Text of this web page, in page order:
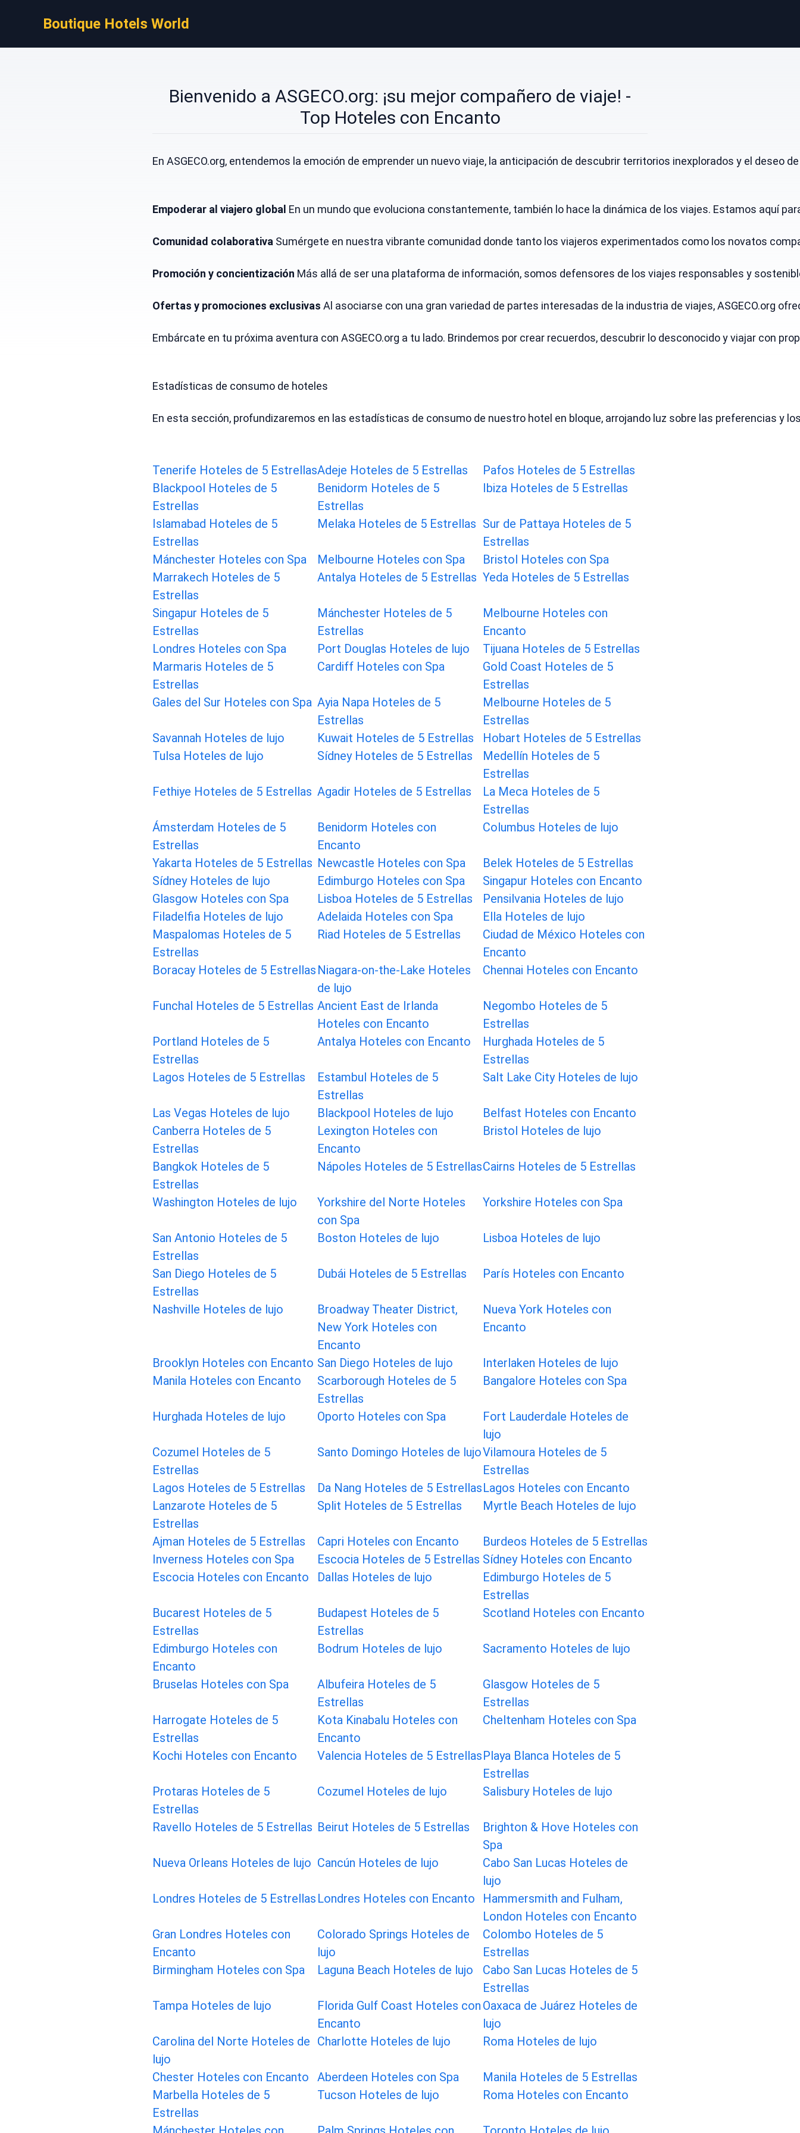
Boutique Hotels World
Bienvenido a ASGECO.org: ¡su mejor compañero de viaje! -
Top Hoteles con Encanto
En ASGECO.org, entendemos la emoción de emprender un nuevo viaje, la anticipación de descubrir territorios inexplorados y el
Empoderar al viajero global En un mundo que evoluciona constantemente, también lo hace la dinámica de los viajes. Estamos aquí
Comunidad colaborativa Sumérgete en nuestra vibrante comunidad donde tanto los viajeros experimentados como los novatos
Promoción y concientización Más allá de ser una plataforma de información, somos defensores de los viajes responsables y
Ofertas y promociones exclusivas Al asociarse con una gran variedad de partes interesadas de la industria de viajes, ASGECO.org
Embárcate en tu próxima aventura con ASGECO.org a tu lado. Brindemos por crear recuerdos, descubrir lo desconocido y viajar con
Estadísticas de consumo de hoteles
En esta sección, profundizaremos en las estadísticas de consumo de nuestro hotel en bloque, arrojando luz sobre las preferencias
Tenerife Hoteles de 5 EstrellasAdeje Hoteles de 5 Estrellas
Pafos Hoteles de 5 Estrellas
Blackpool Hoteles de 5
Estrellas
Benidorm Hoteles de 5
Estrellas
Ibiza Hoteles de 5 Estrellas
Islamabad Hoteles de 5
Estrellas
Melaka Hoteles de 5 Estrellas Sur de Pattaya Hoteles de 5
Estrellas
Mánchester Hoteles con Spa
Melbourne Hoteles con Spa
Bristol Hoteles con Spa
Marrakech Hoteles de 5
Estrellas
Antalya Hoteles de 5 Estrellas Yeda Hoteles de 5 Estrellas
Singapur Hoteles de 5
Estrellas
Mánchester Hoteles de 5
Estrellas
Melbourne Hoteles con
Encanto
Londres Hoteles con Spa
Port Douglas Hoteles de lujo
Tijuana Hoteles de 5 Estrellas
Marmaris Hoteles de 5
Estrellas
Cardiff Hoteles con Spa
Gold Coast Hoteles de 5
Estrellas
Gales del Sur Hoteles con Spa Ayia Napa Hoteles de 5
Estrellas
Melbourne Hoteles de 5
Estrellas
Savannah Hoteles de lujo
Kuwait Hoteles de 5 Estrellas
Hobart Hoteles de 5 Estrellas
Tulsa Hoteles de lujo
Sídney Hoteles de 5 Estrellas
Medellín Hoteles de 5
Estrellas
Fethiye Hoteles de 5 Estrellas Agadir Hoteles de 5 Estrellas
La Meca Hoteles de 5
Estrellas
Ámsterdam Hoteles de 5
Estrellas
Benidorm Hoteles con
Encanto
Columbus Hoteles de lujo
Yakarta Hoteles de 5 Estrellas Newcastle Hoteles con Spa
Belek Hoteles de 5 Estrellas
Sídney Hoteles de lujo
Edimburgo Hoteles con Spa
Singapur Hoteles con Encanto
Glasgow Hoteles con Spa
Lisboa Hoteles de 5 Estrellas
Pensilvania Hoteles de lujo
Filadelfia Hoteles de lujo
Adelaida Hoteles con Spa
Ella Hoteles de lujo
Maspalomas Hoteles de 5
Estrellas
Riad Hoteles de 5 Estrellas
Ciudad de México Hoteles con
Encanto
Boracay Hoteles de 5 Estrellas Niagara-on-the-Lake Hoteles
de lujo
Chennai Hoteles con Encanto
Funchal Hoteles de 5 Estrellas Ancient East de Irlanda
Hoteles con Encanto
Negombo Hoteles de 5
Estrellas
Portland Hoteles de 5
Estrellas
Antalya Hoteles con Encanto
Hurghada Hoteles de 5
Estrellas
Lagos Hoteles de 5 Estrellas
Estambul Hoteles de 5
Estrellas
Salt Lake City Hoteles de lujo
Las Vegas Hoteles de lujo Blackpool Hoteles de lujo
Belfast Hoteles con Encanto
Canberra Hoteles de 5
Estrellas
Lexington Hoteles con
Encanto
Bristol Hoteles de lujo
Bangkok Hoteles de 5
Estrellas
Nápoles Hoteles de 5 EstrellasCairns Hoteles de 5 Estrellas
Washington Hoteles de lujo
Yorkshire del Norte Hoteles
con Spa
Yorkshire Hoteles con Spa
San Antonio Hoteles de 5
Estrellas
Boston Hoteles de lujo Lisboa Hoteles de lujo
San Diego Hoteles de 5
Estrellas
Dubái Hoteles de 5 Estrellas París Hoteles con Encanto
Nashville Hoteles de lujo
Broadway Theater District,
New York Hoteles con
Encanto
Nueva York Hoteles con
Encanto
Brooklyn Hoteles con Encanto San Diego Hoteles de lujo
Interlaken Hoteles de lujo
Manila Hoteles con Encanto
Scarborough Hoteles de 5
Estrellas
Bangalore Hoteles con Spa
Hurghada Hoteles de lujo Oporto Hoteles con Spa
Fort Lauderdale Hoteles de
lujo
Cozumel Hoteles de 5
Estrellas
Santo Domingo Hoteles de lujoVilamoura Hoteles de 5
Estrellas
Lagos Hoteles de 5 Estrellas
Da Nang Hoteles de 5 EstrellasLagos Hoteles con Encanto
Lanzarote Hoteles de 5
Estrellas
Split Hoteles de 5 Estrellas Myrtle Beach Hoteles de lujo
Ajman Hoteles de 5 Estrellas Capri Hoteles con Encanto
Burdeos Hoteles de 5 Estrellas
Inverness Hoteles con Spa
Escocia Hoteles de 5 Estrellas Sídney Hoteles con Encanto
Escocia Hoteles con Encanto
Dallas Hoteles de lujo
Edimburgo Hoteles de 5
Estrellas
Bucarest Hoteles de 5
Estrellas
Budapest Hoteles de 5
Estrellas
Scotland Hoteles con Encanto
Edimburgo Hoteles con
Encanto
Bodrum Hoteles de lujo Sacramento Hoteles de lujo
Bruselas Hoteles con Spa
Albufeira Hoteles de 5
Estrellas
Glasgow Hoteles de 5
Estrellas
Harrogate Hoteles de 5
Estrellas
Kota Kinabalu Hoteles con
Encanto
Cheltenham Hoteles con Spa
Kochi Hoteles con Encanto Valencia Hoteles de 5 EstrellasPlaya Blanca Hoteles de 5
Estrellas
Protaras Hoteles de 5
Estrellas
Cozumel Hoteles de lujo Salisbury Hoteles de lujo
Ravello Hoteles de 5 Estrellas Beirut Hoteles de 5 Estrellas
Brighton & Hove Hoteles con
Spa
Nueva Orleans Hoteles de lujo Cancún Hoteles de lujo
Cabo San Lucas Hoteles de
lujo
Londres Hoteles de 5 Estrellas Londres Hoteles con Encanto
Hammersmith and Fulham,
London Hoteles con Encanto
Gran Londres Hoteles con
Encanto
Colorado Springs Hoteles de
lujo
Colombo Hoteles de 5
Estrellas
Birmingham Hoteles con Spa
Laguna Beach Hoteles de lujo
Cabo San Lucas Hoteles de 5
Estrellas
Tampa Hoteles de lujo
Florida Gulf Coast Hoteles con
Encanto
Oaxaca de Juárez Hoteles de
lujo
Carolina del Norte Hoteles de
lujo
Charlotte Hoteles de lujo Roma Hoteles de lujo
Chester Hoteles con Encanto Aberdeen Hoteles con Spa
Manila Hoteles de 5 Estrellas
Marbella Hoteles de 5
Estrellas
Tucson Hoteles de lujo Roma Hoteles con Encanto